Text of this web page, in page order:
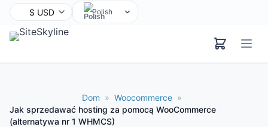
Polish
Arabic
French
Dom » Woocommerce »
Jak sprzedawać hosting za pomocą WooCommerce
(alternatywa nr 1 WHMCS)